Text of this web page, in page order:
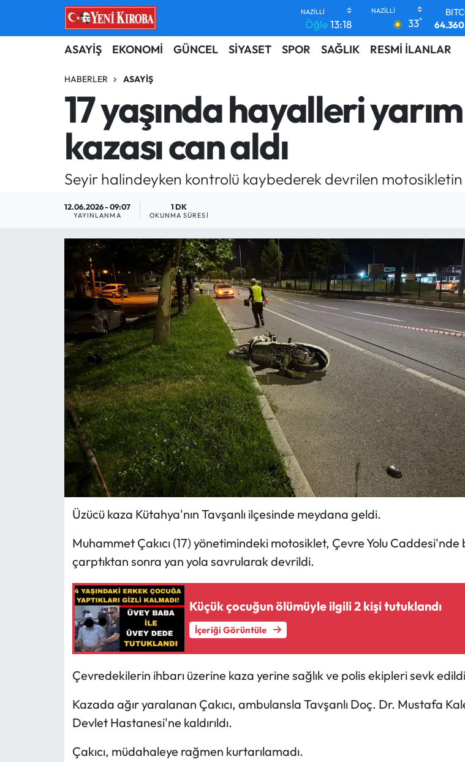
Öğle13:18 33°
ASAYİŞ EKONOMİ GÜNCEL SİYASET SPOR SAĞLIK RESMİ İLANLAR
HABERLER ASAYIŞ
17 yaşında hayalleri
kazası can aldı
Seyir halindeyken kontrolü kaybederek devrilen motosikletin
12.06.2026 - 09:07
YAYINLANMA
1 DK
OKUNMA SÜRESI
Üzücü kaza Kütahya'nın Tavşanlı ilçesinde meydana geldi.
Muhammet Çakıcı (17) yönetimindeki motosiklet, Çevre Yolu Caddesi'nde
çarptıktan sonra yan yola savrularak devrildi.
Küçük çocuğun ölümüyle ilgili 2 kişi tutuklandı
İçeriği Görüntüle
Çevredekilerin ihbarı üzerine kaza yerine sağlık ve polis ekipleri sevk
Kazada ağır yaralanan Çakıcı, ambulansla Tavşanlı Doç. Dr. Mustafa
Devlet Hastanesi'ne kaldırıldı.
Çakıcı, müdahaleye rağmen kurtarılamadı.
ASAYİŞ
BİLİM-TEKNOLOJİ
EĞİTİM
EKONOMİ
MAGAZİN
SİYASET
TURİZM
YAŞAM
RESMİ İLANLAR
HABER İLAN
Aydın Nöbetçi Eczaneler
Aydın Hava Durumu
Aydin Namaz Vakitleri
Aydın Trafik Yoğunluk Haritası
Süper Lig Puan Durumu ve Fikstür
Tüm Manşetler
Haber Arşivi